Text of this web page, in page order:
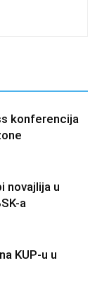
konferencija
novajlija u
a
KUP-u u